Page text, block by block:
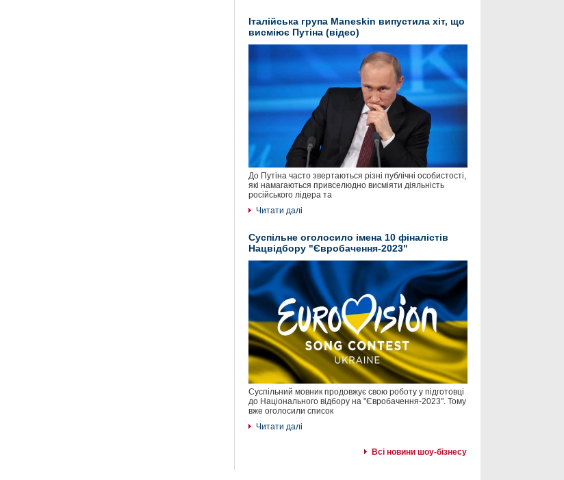
Італійська група Maneskin випустила хіт, що
висміює Путіна (відео)
До Путіна часто звертаються різні публічні особистості,
які намагаються привселюдно висміяти діяльність
російського лідера та
Читати далі
Суспільне оголосило імена 10 фіналістів
Нацвідбору "Євробачення-2023"
Суспільний мовник продовжує свою роботу у підготовці
до Національного відбору на "Євробачення-2023". Тому
вже оголосили список
Читати далі
Всі новини шоу-бізнесу